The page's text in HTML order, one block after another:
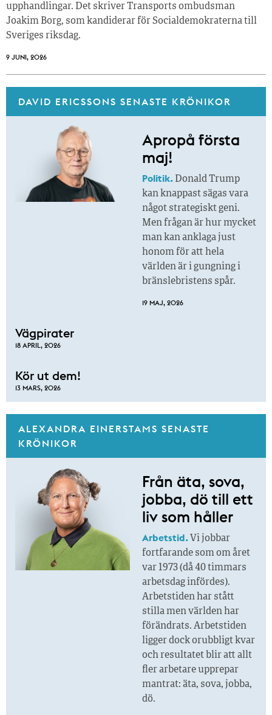
upphandlingar. Det skriver Transports ombudsman
Joakim Borg, som kandiderar för Socialdemokraterna till
Sveriges riksdag.
9 JUNI, 2026
DAVID ERICSSONS SENASTE KRÖNIKOR
Apropå första
maj!
Politik. Donald Trump
kan knappast sägas vara
något strategiskt geni.
Men frågan är hur mycket
man kan anklaga just
honom för att hela
världen är i gungning i
bränslebristens spår.
19 MAJ, 2026
Vägpirater
18 APRIL, 2026
Kör ut dem!
13 MARS, 2026
ALEXANDRA EINERSTAMS SENASTE
KRÖNIKOR
Från äta, sova,
jobba, dö till ett
liv som håller
Arbetstid. Vi jobbar
fortfarande som om året
var 1973 (då 40 timmars
arbetsdag infördes).
Arbetstiden har stått
stilla men världen har
förändrats. Arbetstiden
ligger dock orubbligt kvar
och resultatet blir att allt
fler arbetare upprepar
mantrat: äta, sova, jobba,
dö.